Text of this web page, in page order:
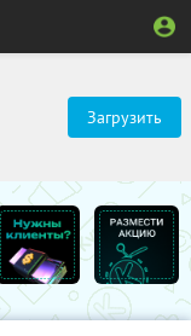
Загрузить